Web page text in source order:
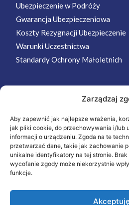
Zarządzaj
Aby zapewnić jak najlepsze wrażenia,
jak pliki cookie, do przechowywania i/lub
informacji o urządzeniu. Zgoda na te
przetwarzać dane, takie jak zachowanie
unikalne identyfikatory na tej stronie.
wycofanie zgody może niekorzystnie
funkcje.
Akceptuję
Ubezpieczenie w Podróży
Gwarancja Ubezpieczeniowa
Koszty Rezygnacji Ubezpieczenie
Warunki Uczestnictwa
Standardy Ochrony Małoletnich
Strona Główna
Wycieczki
Oferta
O nas
Kontakt